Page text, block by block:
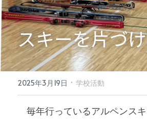
スキーを片づ
2025年3月19日 · 学校活動
毎年行っているアルペンス